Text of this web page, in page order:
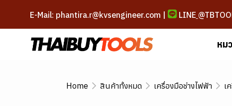
E-Mail: phantira.r@kvsengineer.com | LINE
หม
Home สินค้าทั้งหมด เครื่องมือช่างไฟฟ้า เ